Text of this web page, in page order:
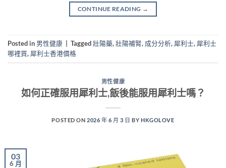
CONTINUE READING →
Posted in 男性健康 Tagged壯陽藥,壯陽補腎, 成分分析, 犀利士, 犀利士
哪裡買, 犀利士香港價格
男性健康
如何正確服用犀利士,飯後能服用犀利士嗎？
POSTED ON2026 年 6 月 3 日 BYHKGOLOVE
03
6 月